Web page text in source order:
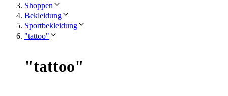
Shoppen
Bekleidung
Sportbekleidung
"tattoo"
"tattoo"